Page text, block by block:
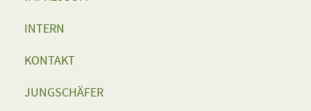
INTERN
KONTAKT
JUNGSCHÄFER